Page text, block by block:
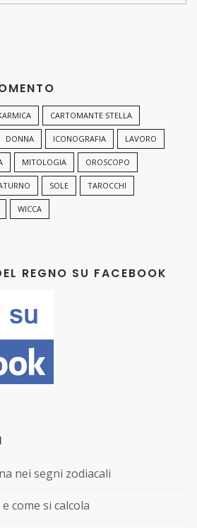
CARTOMANTE STELLA
DONNA ICONOGRAFIA LAVORO
MITOLOGIA OROSCOPO
SOLE TAROCCHI
WICCA
REGNO SU FACEBOOK
nei segni zodiacali
come si calcola